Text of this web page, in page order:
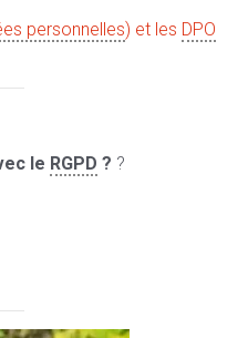
personnelles) et les DPO
le RGPD ? ?